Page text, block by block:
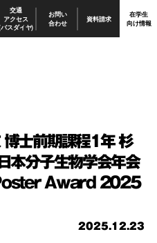
交通
アクセス
スダイヤ)
お問い
合わせ 資料請求 在学生
向け情報
博士前期課程1年 杉
本分子生物学会年会
Award 2025
2025.12.23